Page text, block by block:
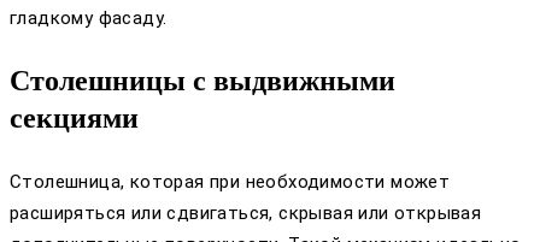
гладкому фасаду.
Столешницы с выдвижными
секциями
Столешница, которая при необходимости может
расширяться или сдвигаться, скрывая или открывая